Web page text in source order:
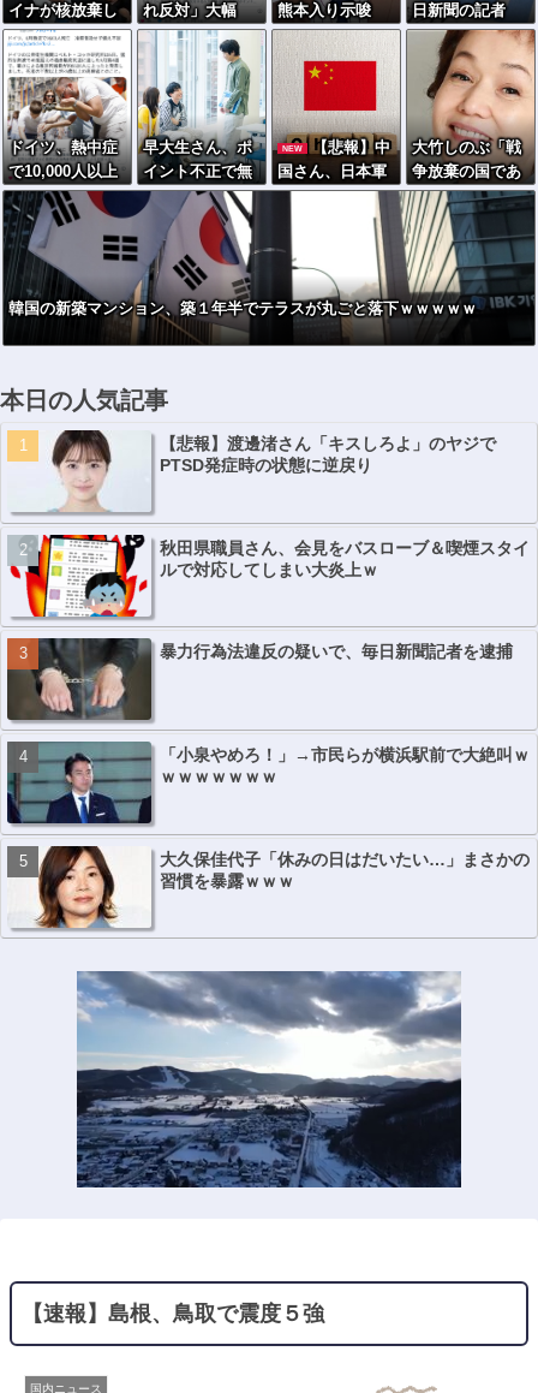
イナが核放棄し
なければロシア
侵攻しなかっ
た」
れ反対」大幅
増 若い世代で
熊本入り示唆
「男手が必要。
時間を見つけて
行きたい」
日新聞の記者
「死傷者の情報
を教えて！」 →
企業「個人情報
は控えます！」
→ 記「年代は？
特定につながら
ないでしょ？教
えてよ？教えて
よ？」
ドイツ、熱中症
で10,000人以上
死亡、ほとんど
がお前らと同年
代で若者は元
気????
早大生さん、ポ
イント不正で無
銭飲食ｗｗｗ大
学が異例の警告
NEW
【悲報】中
国さん、日本軍
を撃退する「抗
ク」を各地で大
量建設
大竹しのぶ「戦
争放棄の国であ
り続けよう」←
この投稿が話題
に
韓国の新築マンション、築１年半でテラスが丸ごと落下ｗｗｗｗｗ
本日の人気記事
【悲報】渡邊渚さん「キスしろよ」のヤジで
PTSD発症時の状態に逆戻り
秋田県職員さん、会見をバスローブ＆喫煙スタイ
ルで対応してしまい大炎上ｗ
暴力行為法違反の疑いで、毎日新聞記者を逮捕
「小泉やめろ！」→市民らが横浜駅前で大絶叫ｗ
ｗｗｗｗｗｗｗ
大久保佳代子「休みの日はだいたい…」まさかの
習慣を暴露ｗｗｗ
【速報】島根、鳥取で震度５強
国内ニュース